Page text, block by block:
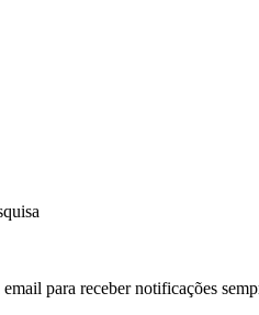
para receber notificações